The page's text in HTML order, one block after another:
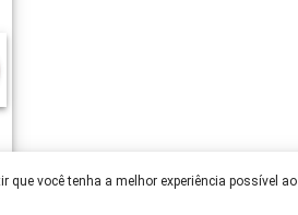
você tenha a melhor experiência possível ao